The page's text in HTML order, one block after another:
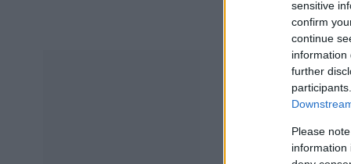
sensitive
confirm
continue
information
further
Please
information